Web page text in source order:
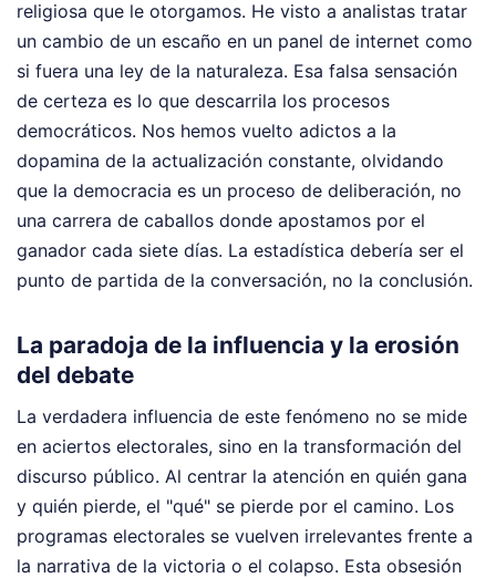
religiosa que le otorgamos. He visto a analistas tratar
un cambio de un escaño en un panel de internet como
si fuera una ley de la naturaleza. Esa falsa sensación
de certeza es lo que descarrila los procesos
democráticos. Nos hemos vuelto adictos a la
dopamina de la actualización constante, olvidando
que la democracia es un proceso de deliberación, no
una carrera de caballos donde apostamos por el
ganador cada siete días. La estadística debería ser el
punto de partida de la conversación, no la conclusión.
La paradoja de la influencia y la erosión
del debate
La verdadera influencia de este fenómeno no se mide
en aciertos electorales, sino en la transformación del
discurso público. Al centrar la atención en quién gana
y quién pierde, el "qué" se pierde por el camino. Los
programas electorales se vuelven irrelevantes frente a
la narrativa de la victoria o el colapso. Esta obsesión